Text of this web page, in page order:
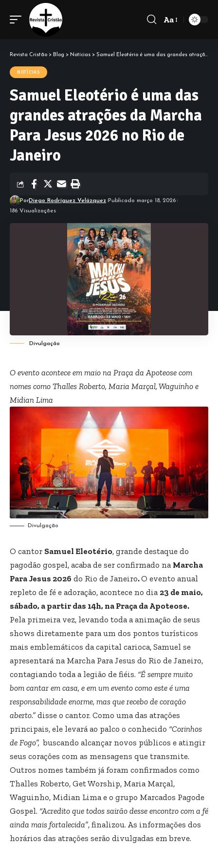
Font
Aa
Revista Cristão > Blog > Notícias > Samuel Eleotério é uma das grandes atrações da Marcha Para Jesus 2026 no Rio de Janeiro
NOTÍCIAS
Samuel Eleotério é uma das
grandes atrações da Marcha
Para Jesus 2026 no Rio de
Janeiro
PorDiego Rodríguez Velázquez Publicado março 18, 2026
186 Visualizações
Divulgação
O evento acontece em maio na Praça da Apoteose com
nomes como Thalles Roberto, Maria Marçal, Waguinho e
Midian Lima
Divulgação
O cantor Samuel Eleotério, grande destaque do
pagodão gospel, acaba de ser confirmado na Marcha
Para Jesus 2026 do Rio de Janeiro.O evento anual
repleto de fé e adoração, acontece no dia 23 de maio,
sábado, a partir das 14h, na Praça da Apoteose.
Pela primeira vez, levando toda a animação de seus
shows diretamente para um dos pontos turísticos
mais emblemáticos da capital carioca, Samuel se
apresentará na Marcha Para Jesus do Rio de Janeiro,
contagiando toda a legião de fiéis. “É sempre muito
bom cantar em casa, e em um evento como este é uma
responsabilidade enorme, mas que recebo de coração
aberto.” disse o cantor. Como uma das atrações
principais, ele levará ao palco o conhecido “Corinhos
de Fogo”, buscando alcançar novos públicos e atingir
seus corações com as mensagens que transmite.
Outros nomes também já foram confirmados como
Thalles Roberto, Get Worship, Maria Marçal,
Waguinho, Midian Lima e o grupo Marcados Pagode
Gospel. “Acredito que todos sairão desse encontro com a fé
ainda mais fortalecida”, finalizou. As informações dos
horários das atrações serão divulgadas em breve.